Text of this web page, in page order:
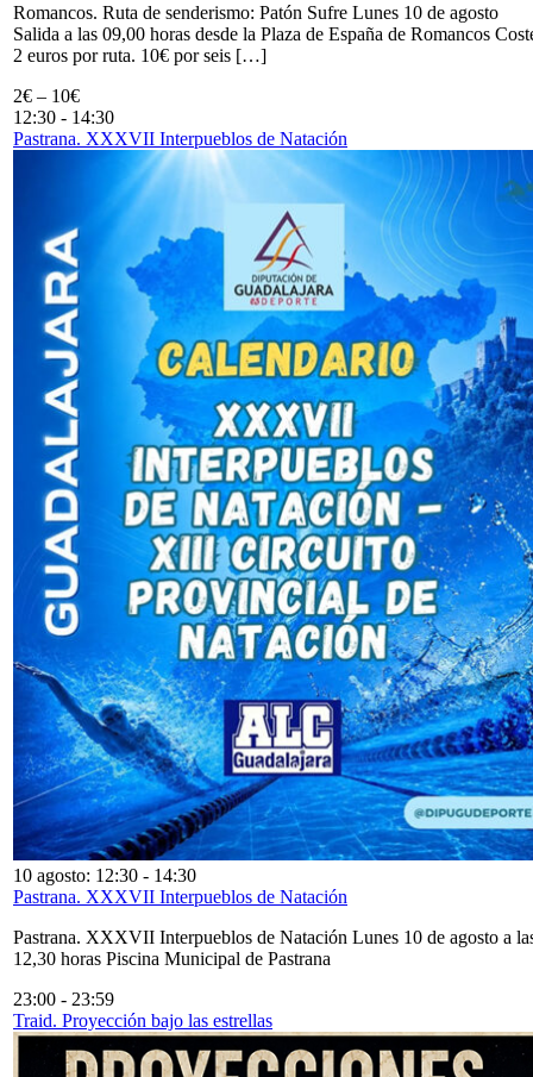
Romancos. Ruta de senderismo: Patón Sufre Lunes 10 de agosto
Salida a las 09,00 horas desde la Plaza de España de Romancos
2 euros por ruta. 10€ por seis […]
2€ – 10€
12:30 - 14:30
Pastrana. XXXVII Interpueblos de Natación
10 agosto: 12:30 - 14:30
Pastrana. XXXVII Interpueblos de Natación
Pastrana. XXXVII Interpueblos de Natación Lunes 10 de agosto a
12,30 horas Piscina Municipal de Pastrana
23:00 - 23:59
Traid. Proyección bajo las estrellas